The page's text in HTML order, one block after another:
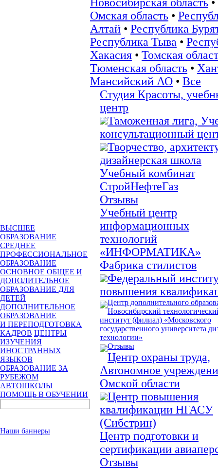
ВЫСШЕЕ
ОБРАЗОВАНИЕ
СРЕДНЕЕ
ПРОФЕССИОНАЛЬНОЕ
ОБРАЗОВАНИЕ
ОСНОВНОЕ ОБЩЕЕ И
ДОПОЛИТЕЛЬНОЕ
ОБРАЗОВАНИЕ ДЛЯ
ДЕТЕЙ
ДОПОЛНИТЕЛЬНОЕ
ОБРАЗОВАНИЕ
И ПЕРЕПОДГОТОВКА
КАДРОВ ЦЕНТРЫ
ИЗУЧЕНИЯ
ИНОСТРАННЫХ
ЯЗЫКОВ
ОБРАЗОВАНИЕ ЗА
РУБЕЖОМ
АВТОШКОЛЫ
ПОМОЩЬ В ОБУЧЕНИИ
Наши баннеры
Омская область •
Алтай • Республика
Республика Тыва •
Хакасия • Томская
Тюменская область •
Мансийский АО • Все
Студия Красоты,
центр
Таможенная лига,
консультационный
Творчество,
дизайнерская школа
Учебный комбинат
СтройНефтеГаз
Отзывы
Учебный центр
информационных
технологий
«ИНФОРМАТИКА»
Фабрика стилистов
Федеральный
повышения
Центр дополнительного
Новосибирский
институт (филиал) «Московского
государственного университета
технологии»
Отзывы
Центр охраны труда,
Автономное
Омской области
Центр повышения
квалификации НГАСУ
(Сибстрин)
Центр подготовки и
сертификации
Отзывы